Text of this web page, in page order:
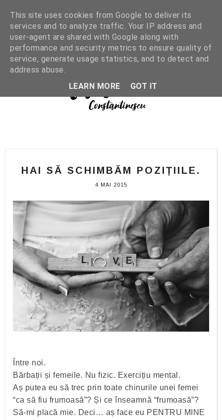
HAI SĂ SCHIMBĂM POZIȚIILE.
4 MAI 2015
Între noi.
Bărbații și femeile. Nu fizic. Exercițiu mental.
Aș putea eu să trec prin toate chinurile unei femei
“ca să fiu frumoasă”? Și ce înseamnă “frumoasă”?
Să-mi placă mie. Deci… aș face eu PENTRU MINE
This site uses cookies from Google to deliver its
services and to analyze traffic. Your IP address and
user-agent are shared with Google along with
performance and security metrics to ensure quality of
service, generate usage statistics, and to detect and
address abuse.
LEARN MORE
GOT IT